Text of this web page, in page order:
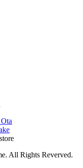
All Rights Reverved.